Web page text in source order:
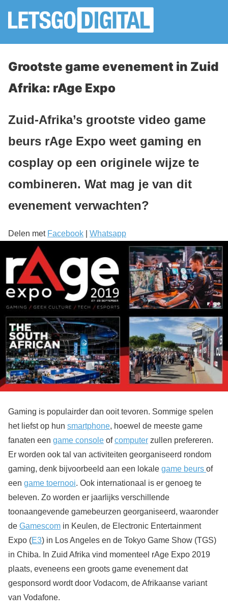
Grootste game evenement in Zuid
Afrika: rAge Expo
Zuid-Afrika’s grootste video game
beurs rAge Expo weet gaming en
cosplay op een originele wijze te
combineren. Wat mag je van dit
evenement verwachten?
Delen met Facebook Whatsapp
Gaming is populairder dan ooit tevoren. Sommige spelen
het liefst op hun smartphone, hoewel de meeste game
fanaten een game console ofcomputer zullen prefereren.
Er worden ook tal van activiteiten georganiseerd rondom
gaming, denk bijvoorbeeld aan een lokale game beurs of
een game toernooi. Ook internationaal is er genoeg te
beleven. Zo worden er jaarlijks verschillende
toonaangevende gamebeurzen georganiseerd, waaronder
de Gamescom in Keulen, de Electronic Entertainment
Expo (E3) in Los Angeles en de Tokyo Game Show (TGS)
in Chiba. In Zuid Afrika vind momenteel rAge Expo 2019
plaats, eveneens een groots game evenement dat
gesponsord wordt door Vodacom, de Afrikaanse variant
van Vodafone.